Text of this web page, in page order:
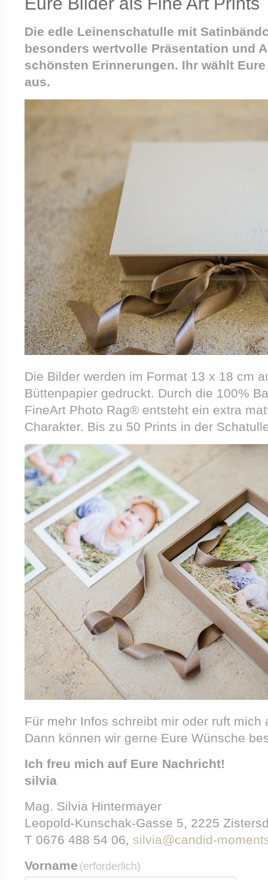
Die edle Leinenschatulle mit
besonders wertvolle Präsentation und
schönsten Erinnerungen. Ihr wählt
aus.
Die Bilder werden im Format 13 x 18 cm
Büttenpapier gedruckt. Durch die 100%
FineArt Photo Rag® entsteht ein extra
Charakter. Bis zu 50 Prints in der
Für mehr Infos schreibt mir oder ruft mich
Dann können wir gerne Eure Wünsche
Ich freu mich auf Eure Nachricht!
silvia
Mag. Silvia Hintermayer
Leopold-Kunschak-Gasse 5, 2225
T 0676 488 54 06, silvia@candid-
Vorname (erforderlich)